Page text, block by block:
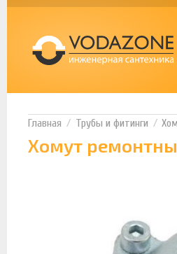
Трубы и фитинги
Хомут